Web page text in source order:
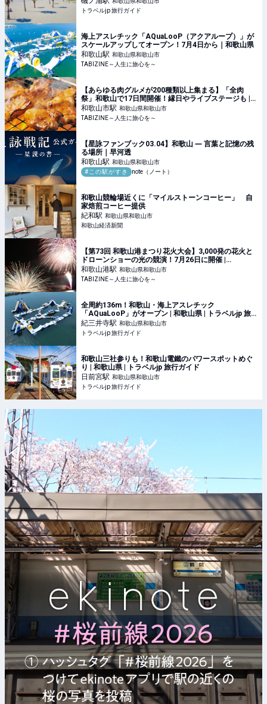
トラベルjp 旅行ガイド
海上アスレチック「AQuaLooP（アクアループ）」が
スケールアップしてオープン！7月4日から｜和歌山県
和歌山駅 和歌山県和歌山市
TABIZINE～人生に旅心を～
【あらゆる肉グルメが200種類以上集まる】「全肉
祭」和歌山で17日間開催！縁日やライブステージも |
TABIZINE～人生に旅心を～
和歌山市駅 和歌山県和歌山市
TABIZINE～人生に旅心を～
【星詠ファンブック03.04】和歌山 ― 言葉と記憶の残
る場所｜早河透
和歌山駅 和歌山県和歌山市
#この駅がすき
note（ノート）
和歌山競輪場近くに「マイルストーンコーヒー」 自
家焙煎コーヒー提供
紀和駅 和歌山県和歌山市
和歌山経済新聞
【第73回 和歌山港まつり花火大会】3,000発の花火と
ドローンショーの光の競演！7月26日に開催 |
TABIZINE～人生に旅心を～
和歌山港駅 和歌山県和歌山市
TABIZINE～人生に旅心を～
全周約136m！和歌山・海上アスレチック
「AQuaLooP」がオープン | 和歌山県 | トラベルjp 旅
行ガイド
紀三井寺駅 和歌山県和歌山市
トラベルjp 旅行ガイド
和歌山三社参りも！和歌山電鐵のパワースポットめぐ
り | 和歌山県 | トラベルjp 旅行ガイド
日前宮駅 和歌山県和歌山市
トラベルjp 旅行ガイド